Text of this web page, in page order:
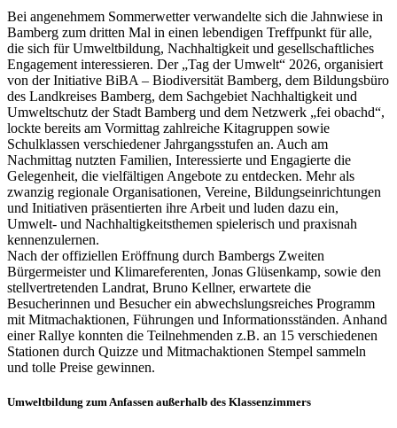
Bei angenehmem Sommerwetter verwandelte sich die Jahnwiese in
Bamberg zum dritten Mal in einen lebendigen Treffpunkt für alle,
die sich für Umweltbildung, Nachhaltigkeit und gesellschaftliches
Engagement interessieren. Der „Tag der Umwelt“ 2026, organisiert
von der Initiative BiBA – Biodiversität Bamberg, dem Bildungsbüro
des Landkreises Bamberg, dem Sachgebiet Nachhaltigkeit und
Umweltschutz der Stadt Bamberg und dem Netzwerk „fei obachd“,
lockte bereits am Vormittag zahlreiche Kitagruppen sowie
Schulklassen verschiedener Jahrgangsstufen an. Auch am
Nachmittag nutzten Familien, Interessierte und Engagierte die
Gelegenheit, die vielfältigen Angebote zu entdecken. Mehr als
zwanzig regionale Organisationen, Vereine, Bildungseinrichtungen
und Initiativen präsentierten ihre Arbeit und luden dazu ein,
Umwelt- und Nachhaltigkeitsthemen spielerisch und praxisnah
kennenzulernen.
Nach der offiziellen Eröffnung durch Bambergs Zweiten
Bürgermeister und Klimareferenten, Jonas Glüsenkamp, sowie den
stellvertretenden Landrat, Bruno Kellner, erwartete die
Besucherinnen und Besucher ein abwechslungsreiches Programm
mit Mitmachaktionen, Führungen und Informationsständen. Anhand
einer Rallye konnten die Teilnehmenden z.B. an 15 verschiedenen
Stationen durch Quizze und Mitmachaktionen Stempel sammeln
und tolle Preise gewinnen.
Umweltbildung zum Anfassen außerhalb des Klassenzimmers